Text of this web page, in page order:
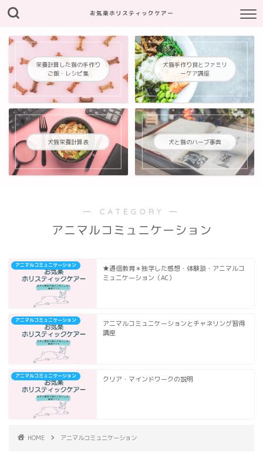
お気楽ホリスティックケアー
栄養計算した猫の手作り
ご飯・レシピ集
犬猫手作り食とファミリ
ーケア講座
犬猫栄養計算表 犬と猫のハーブ事典
― CATEGORY ―
アニマルコミュニケーション
アニマルコミュニケーション
★通信教育＊独学した感想・体験談・アニマルコ
ミュニケーション（AC）
アニマルコミュニケーション
アニマルコミュニケーションとチャネリング習得
講座
アニマルコミュニケーション クリア・マインドワークの説明
HOME アニマルコミュニケーション